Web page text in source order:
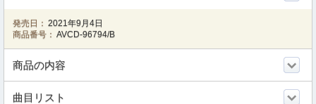
発売日： 2021年9月4日
商品番号： AVCD-96794/B
商品の内容
曲目リスト